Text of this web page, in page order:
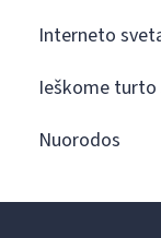
Interneto
Ieškome turto
Nuorodos